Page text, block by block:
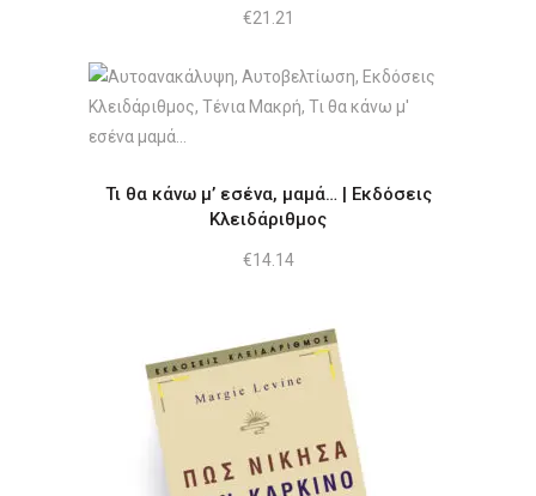
€21.21
Τι θα κάνω μ’ εσένα, μαμά… | Εκδόσεις
Κλειδάριθμος
€14.14